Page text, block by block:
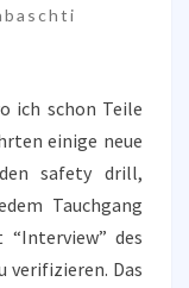
ich schon Teile
einige neue
safety drill,
Tauchgang
des
verifizieren. Das